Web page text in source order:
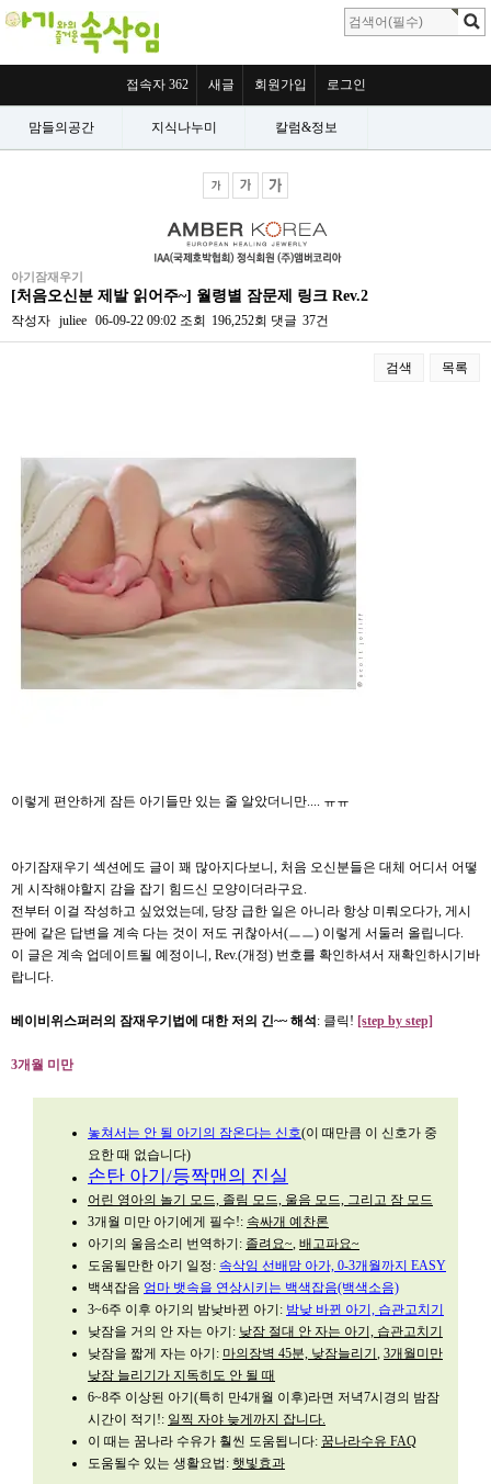
접속자 362 새글 회원가입 로그인
맘들의공간 지식나누미 칼럼&정보
아기잠재우기
[처음오신분 제발 읽어주~] 월령별 잠문제 링크 Rev.2
작성자 juliee 06-09-22 09:02 조회 196,252회 댓글 37건
검색 목록
이렇게 편안하게 잠든 아기들만 있는 줄 알았더니만.... ㅠㅠ
아기잠재우기 섹션에도 글이 꽤 많아지다보니, 처음 오신분들은 대체 어디서 어떻
게 시작해야할지 감을 잡기 힘드신 모양이더라구요.
전부터 이걸 작성하고 싶었었는데, 당장 급한 일은 아니라 항상 미뤄오다가, 게시
판에 같은 답변을 계속 다는 것이 저도 귀찮아서(ㅡㅡ) 이렇게 서둘러 올립니다.
이 글은 계속 업데이트될 예정이니, Rev.(개정) 번호를 확인하셔서 재확인하시기바
랍니다.
베이비위스퍼러의 잠재우기법에 대한 저의 긴~~ 해석 : 클릭! [step by step]
3개월 미만
놓쳐서는 안 될 아기의 잠온다는 신호(이 때만큼 이 신호가 중
요한 때 없습니다)
손탄 아기/등짝맨의 진실
어린 영아의 놀기 모드, 졸림 모드, 울음 모드, 그리고 잠 모드
3개월 미만 아기에게 필수!: 속싸개 예찬론
아기의 울음소리 번역하기: 졸려요~, 배고파요~
도움될만한 아기 일정: 속삭임 선배맘 아가, 0-3개월까지 EASY
백색잡음 엄마 뱃속을 연상시키는 백색잡음(백색소음)
3~6주 이후 아기의 밤낮바뀐 아기: 밤낮 바뀐 아기, 습관고치기
낮잠을 거의 안 자는 아기: 낮잠 절대 안 자는 아기, 습관고치기
낮잠을 짧게 자는 아기: 마의장벽 45분, 낮잠늘리기 , 3개월미만
낮잠 늘리기가 지독히도 안 될 때
6~8주 이상된 아기(특히 만4개월 이후)라면 저녁7시경의 밤잠
시간이 적기!: 일찍 자야 늦게까지 잡니다.
이 때는 꿈나라 수유가 훨씬 도움됩니다: 꿈나라수유 FAQ
도움될수 있는 생활요법: 햇빛효과